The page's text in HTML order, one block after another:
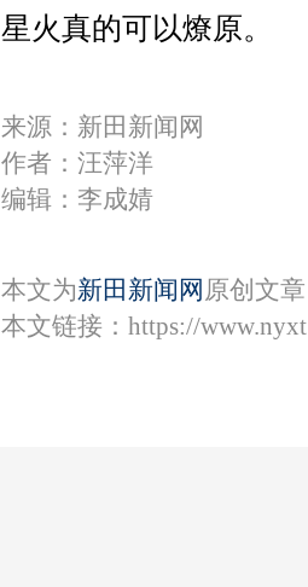
星火真的可以燎原。
来源：新田新闻网
作者：汪萍洋
编辑：李成婧
本文为新田新闻网 原创文
本文链接： https://